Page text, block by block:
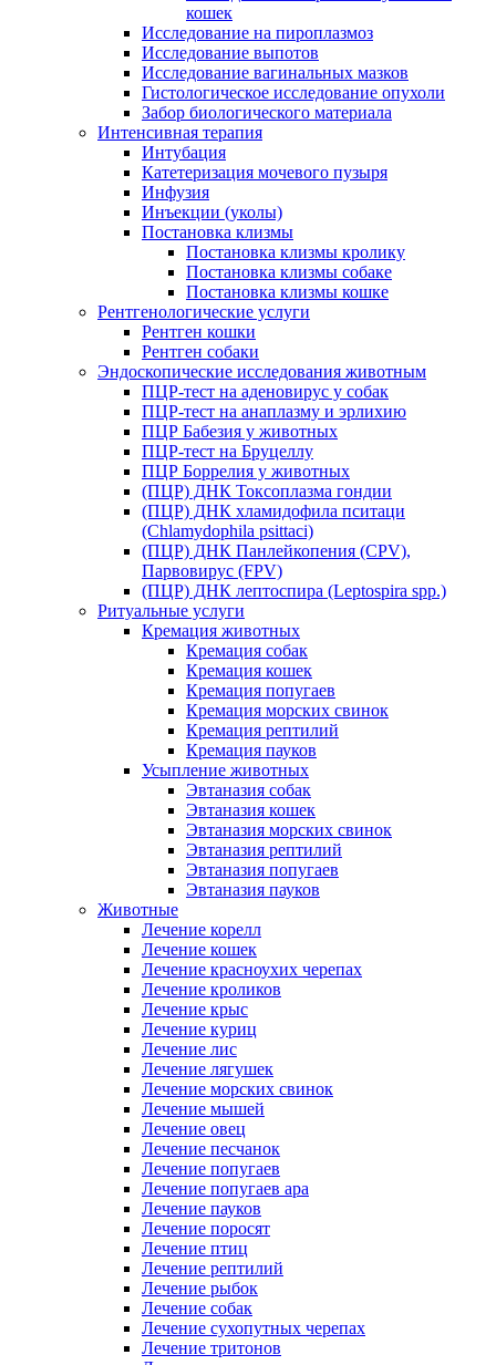
кошек
Исследование на пироплазмоз
Исследование выпотов
Исследование вагинальных мазков
Гистологическое исследование опухоли
Забор биологического материала
Интенсивная терапия
Интубация
Катетеризация мочевого пузыря
Инфузия
Инъекции (уколы)
Постановка клизмы
Постановка клизмы кролику
Постановка клизмы собаке
Постановка клизмы кошке
Рентгенологические услуги
Рентген кошки
Рентген собаки
Эндоскопические исследования животным
ПЦР-тест на аденовирус у собак
ПЦР-тест на анаплазму и эрлихию
ПЦР Бабезия у животных
ПЦР-тест на Бруцеллу
ПЦР Боррелия у животных
(ПЦР) ДНК Токсоплазма гондии
(ПЦР) ДНК хламидофила пситаци
(Chlamydophila psittaci)
(ПЦР) ДНК Панлейкопения (CPV),
Парвовирус (FPV)
(ПЦР) ДНК лептоспира (Leptospira spp.)
Ритуальные услуги
Кремация животных
Кремация собак
Кремация кошек
Кремация попугаев
Кремация морских свинок
Кремация рептилий
Кремация пауков
Усыпление животных
Эвтаназия собак
Эвтаназия кошек
Эвтаназия морских свинок
Эвтаназия рептилий
Эвтаназия попугаев
Эвтаназия пауков
Животные
Лечение корелл
Лечение кошек
Лечение красноухих черепах
Лечение кроликов
Лечение крыс
Лечение куриц
Лечение лис
Лечение лягушек
Лечение морских свинок
Лечение мышей
Лечение овец
Лечение песчанок
Лечение попугаев
Лечение попугаев ара
Лечение пауков
Лечение поросят
Лечение птиц
Лечение рептилий
Лечение рыбок
Лечение собак
Лечение сухопутных черепах
Лечение тритонов